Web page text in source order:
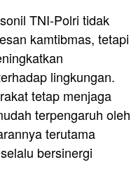
TNI-Polri tidak
kamtibmas, tetapi
lingkungan.
tetap menjaga
terpengaruh oleh
terutama
bersinergi